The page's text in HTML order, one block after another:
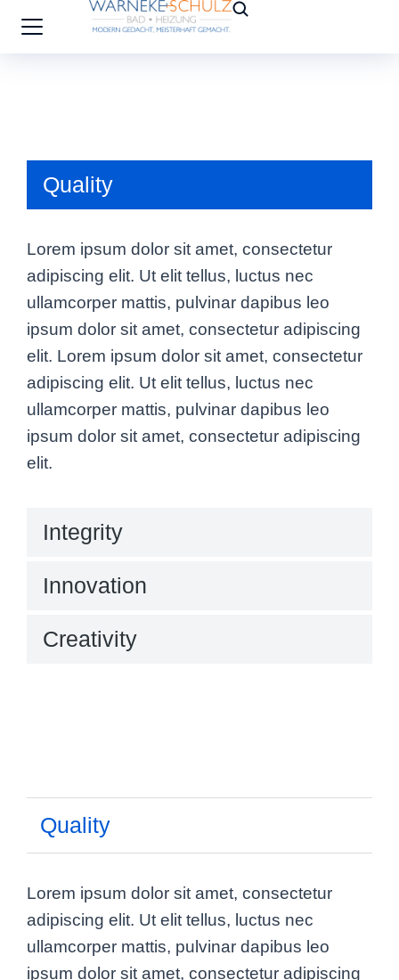
Quality
Lorem ipsum dolor sit amet, consectetur
adipiscing elit. Ut elit tellus, luctus nec
ullamcorper mattis, pulvinar dapibus leo
ipsum dolor sit amet, consectetur adipiscing
elit. Lorem ipsum dolor sit amet, consectetur
adipiscing elit. Ut elit tellus, luctus nec
ullamcorper mattis, pulvinar dapibus leo
ipsum dolor sit amet, consectetur adipiscing
elit.
Integrity
Innovation
Creativity
Quality
Lorem ipsum dolor sit amet, consectetur
adipiscing elit. Ut elit tellus, luctus nec
ullamcorper mattis, pulvinar dapibus leo
ipsum dolor sit amet, consectetur adipiscing